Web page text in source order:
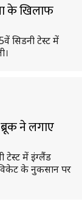
के खिलाफ
सिडनी टेस्ट में
ने लगाए
टेस्ट में इंग्लैंड
के नुकसान पर